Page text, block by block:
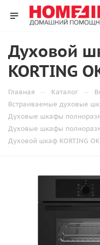
Духовой
KORTING
Главная — Каталог —
Встраиваемые духовые
Духовые шкафы
Духовые шкафы
Духовой шкаф KORTING